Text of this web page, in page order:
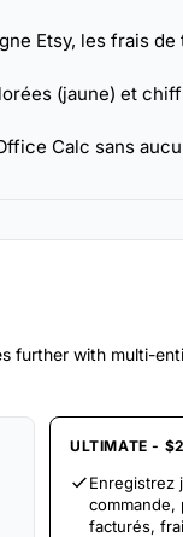
Etsy, les frais
(jaune) et
Calc sans
further with multi-
ULTIMATE -
Enregistrez
facturés,